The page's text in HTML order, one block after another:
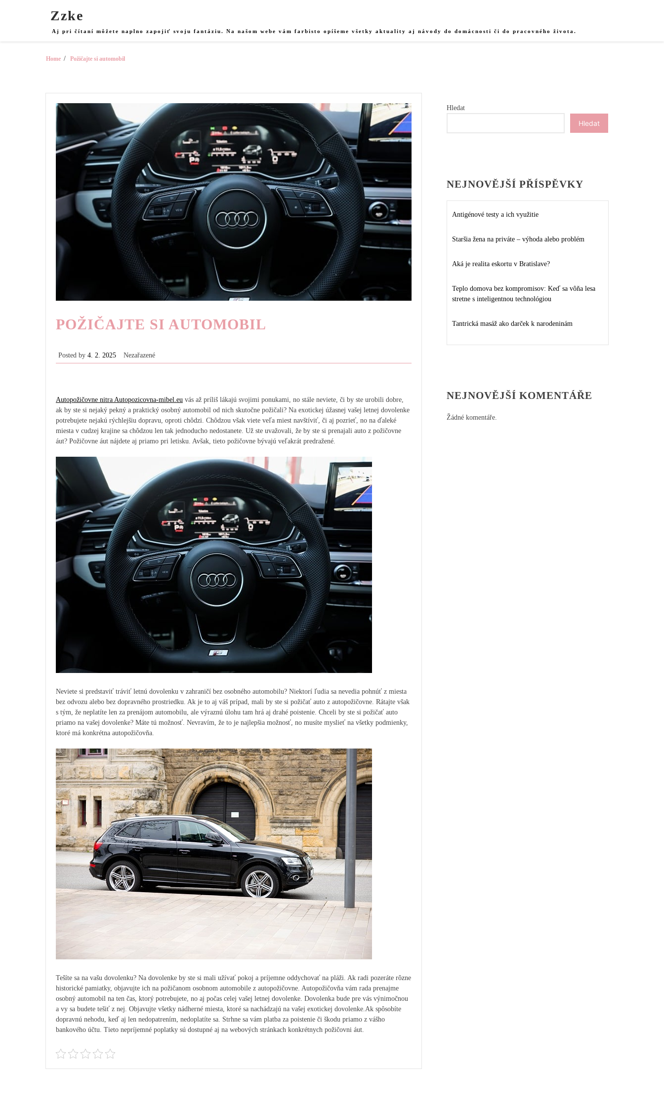
Zzke
Aj pri čítaní môžete naplno zapojiť svoju fantáziu. Na našom webe vám farbisto opíšeme všetky aktuality aj návody do domácnosti či do pracovného života.
Home Požičajte si automobil
POŽIČAJTE SI AUTOMOBIL
Posted by 4. 2. 2025 Nezařazené
Autopožičovne nitra Autopozicovna-mibel.eu vás až príliš lákajú svojimi ponukami, no stále neviete, či by ste urobili dobre,
ak by ste si nejaký pekný a praktický osobný automobil od nich skutočne požičali? Na exotickej úžasnej vašej letnej dovolenke
potrebujete nejakú rýchlejšiu dopravu, oproti chôdzi. Chôdzou však viete veľa miest navštíviť, či aj pozrieť, no na ďaleké
miesta v cudzej krajine sa chôdzou len tak jednoducho nedostanete. Už ste uvažovali, že by ste si prenajali auto z požičovne
áut? Požičovne áut nájdete aj priamo pri letisku. Avšak, tieto požičovne bývajú veľakrát predražené.
Neviete si predstaviť tráviť letnú dovolenku v zahraničí bez osobného automobilu? Niektorí ľudia sa nevedia pohnúť z miesta
bez odvozu alebo bez dopravného prostriedku. Ak je to aj váš prípad, mali by ste si požičať auto z autopožičovne. Rátajte však
s tým, že neplatíte len za prenájom automobilu, ale výraznú úlohu tam hrá aj drahé poistenie. Chceli by ste si požičať auto
priamo na vašej dovolenke? Máte tú možnosť. Nevravím, že to je najlepšia možnosť, no musíte myslieť na všetky podmienky,
ktoré má konkrétna autopožičovňa.
Tešíte sa na vašu dovolenku? Na dovolenke by ste si mali užívať pokoj a príjemne oddychovať na pláži. Ak radi pozeráte rôzne
historické pamiatky, objavujte ich na požičanom osobnom automobile z autopožičovne. Autopožičovňa vám rada prenajme
osobný automobil na ten čas, ktorý potrebujete, no aj počas celej vašej letnej dovolenke. Dovolenka bude pre vás výnimočnou
a vy sa budete tešiť z nej. Objavujte všetky nádherné miesta, ktoré sa nachádzajú na vašej exotickej dovolenke. Ak spôsobíte
dopravnú nehodu, keď aj len nedopatrením, nedoplatíte sa. Strhne sa vám platba za poistenie či škodu priamo z vášho
bankového účtu. Tieto nepríjemné poplatky sú dostupné aj na webových stránkach konkrétnych požičovni áut.
Hledat
Hledat
NEJNOVĚJŠÍ PŘÍSPĚVKY
Antigénové testy a ich využitie
Staršia žena na priváte – výhoda alebo problém
Aká je realita eskortu v Bratislave?
Teplo domova bez kompromisov: Keď sa vôňa lesa
stretne s inteligentnou technológiou
Tantrická masáž ako darček k narodeninám
NEJNOVĚJŠÍ KOMENTÁŘE
Žádné komentáře.